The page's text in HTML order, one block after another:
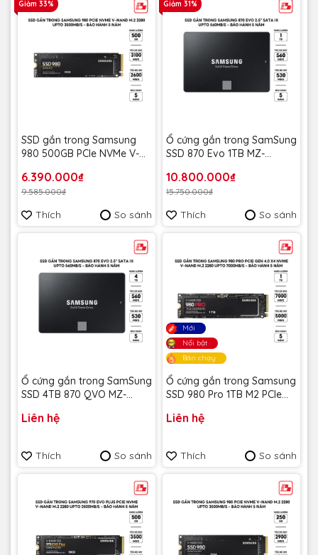
Giảm 33%
SSD gắn trong Samsung
980 500GB PCIe NVMe V-
3100MB/s MZ-V8V500BW -
Bảo hành 5 năm
6.390.000₫
9.585.000₫
Thích So sánh
Giảm 31%
Ổ cứng gắn trong SamSung
SSD 870 Evo 1TB MZ-
năm
10.800.000₫
15.750.000₫
Thích So sánh
Ổ cứng gắn trong SamSung
SSD 4TB 870 QVO MZ-
năm
Liên hệ
Thích So sánh
Mới
Nổi bật
Bán chạy
Ổ cứng gắn trong Samsung
SSD 980 Pro 1TB M2 PCIe
hành 5 năm
Liên hệ
Thích So sánh